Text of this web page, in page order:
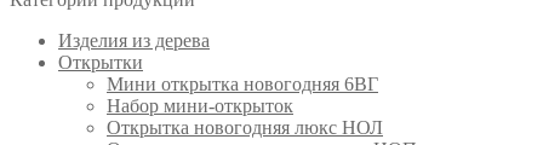
Изделия из дерева
Открытки
Мини открытка новогодняя 6ВГ
Набор мини-открыток
Открытка новогодняя люкс НОЛ